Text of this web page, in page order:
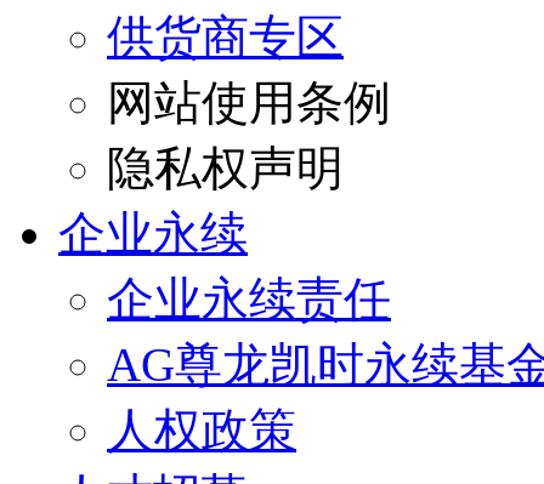
供货商专区
网站使用条例
隐私权声明
企业永续
企业永续责任
AG尊龙凯时永续基
人权政策